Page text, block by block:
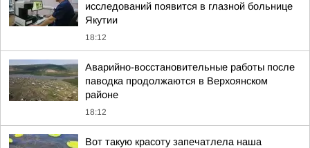
исследований появится в глазной больнице
Якутии
18:12
Аварийно-восстановительные работы после
паводка продолжаются в Верхоянском
районе
18:12
Вот такую красоту запечатлела наша